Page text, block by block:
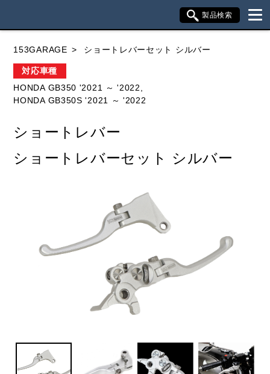
製品検索
KAWASAKI
閉じる
153GARAGE ショートレバーセット シルバー
対応車種
HONDA GB350 '2021 ～ '2022,
HONDA GB350S '2021 ～ '2022
ショートレバー
ショートレバーセット シルバー